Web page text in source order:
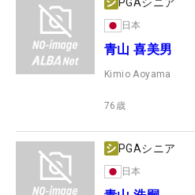
日本
青山 喜美男
Kimio Aoyama
76 歳
PGAシニア
日本